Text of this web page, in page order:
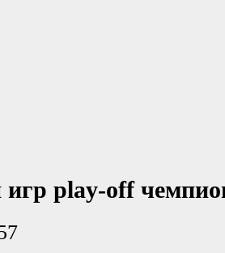
play-off